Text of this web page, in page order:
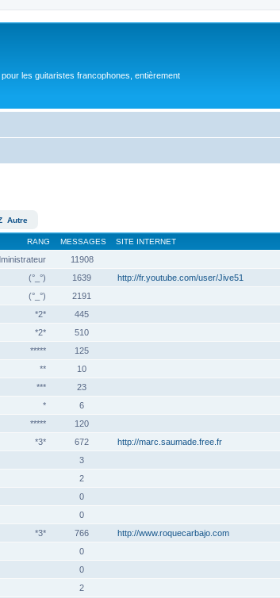
les guitaristes francophones, entièrement
Autre
RANG MESSAGES SITE INTERNET
11908
(°_°)
1639 http://fr.youtube.com/user/Jive51
(°_°)
2191
*2*
445
*2*
510
*****
125
**
10
***
23
*
6
*****
120
*3*
672 http://marc.saumade.free.fr
3
2
0
0
*3*
766 http://www.roquecarbajo.com
0
0
2